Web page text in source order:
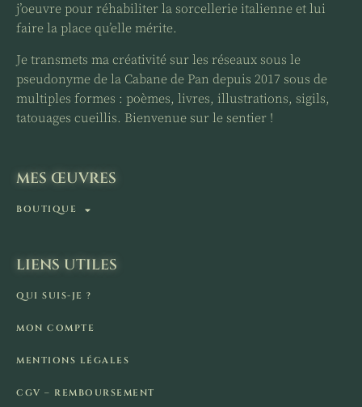
j’oeuvre pour réhabiliter la sorcellerie italienne et lui
faire la place qu’elle mérite.
Je transmets ma créativité sur les réseaux sous le
pseudonyme de la Cabane de Pan depuis 2017 sous de
multiples formes : poèmes, livres, illustrations, sigils,
tatouages cueillis. Bienvenue sur le sentier !
MES ŒUVRES
BOUTIQUE
LIENS UTILES
QUI SUIS-JE ?
MON COMPTE
MENTIONS LÉGALES
CGV – REMBOURSEMENT